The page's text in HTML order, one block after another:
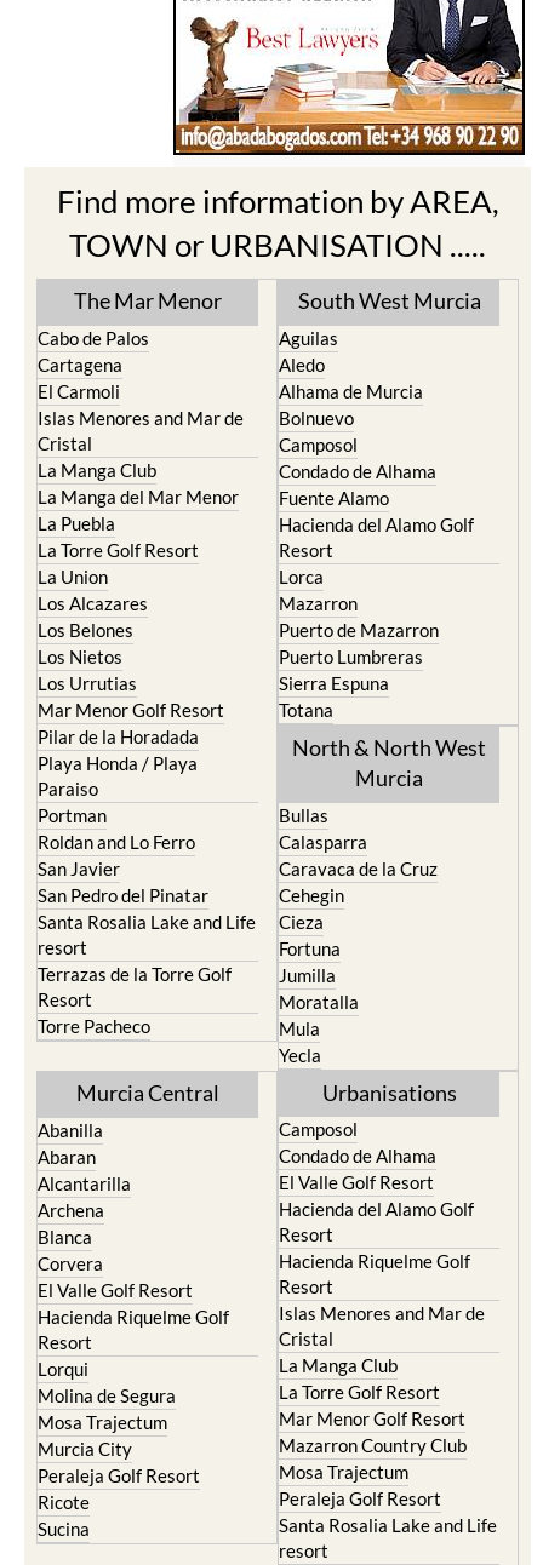
Find more information by AREA,
TOWN or URBANISATION .....
The Mar Menor
Cabo de Palos
Cartagena
El Carmoli
Islas Menores and Mar de
Cristal
La Manga Club
La Manga del Mar Menor
La Puebla
La Torre Golf Resort
La Union
Los Alcazares
Los Belones
Los Nietos
Los Urrutias
Mar Menor Golf Resort
Pilar de la Horadada
Playa Honda / Playa
Paraiso
Portman
Roldan and Lo Ferro
San Javier
San Pedro del Pinatar
Santa Rosalia Lake and Life
resort
Terrazas de la Torre Golf
Resort
Torre Pacheco
South West Murcia
Aguilas
Aledo
Alhama de Murcia
Bolnuevo
Camposol
Condado de Alhama
Fuente Alamo
Hacienda del Alamo Golf
Resort
Lorca
Mazarron
Puerto de Mazarron
Puerto Lumbreras
Sierra Espuna
Totana
North & North West
Bullas
Calasparra
Caravaca de la Cruz
Cehegin
Cieza
Fortuna
Jumilla
Moratalla
Mula
Murcia Central
Abanilla
Abaran
Alcantarilla
Archena
Blanca
Corvera
El Valle Golf Resort
Hacienda Riquelme Golf
Resort
Lorqui
Molina de Segura
Mosa Trajectum
Murcia City
Peraleja Golf Resort
Ricote
Urbanisations
Camposol
Condado de Alhama
El Valle Golf Resort
Hacienda del Alamo Golf
Resort
Hacienda Riquelme Golf
Resort
Islas Menores and Mar de
Cristal
La Manga Club
La Torre Golf Resort
Mar Menor Golf Resort
Mazarron Country Club
Mosa Trajectum
Peraleja Golf Resort